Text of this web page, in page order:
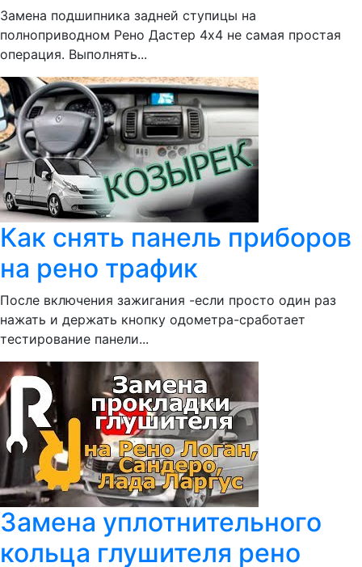
Замена подшипника задней ступицы на
полноприводном Рено Дастер 4х4 не самая простая
операция. Выполнять...
Как снять панель приборов
на рено трафик
После включения зажигания -если просто один раз
нажать и держать кнопку одометра-сработает
тестирование панели...
Замена уплотнительного
кольца глушителя рено